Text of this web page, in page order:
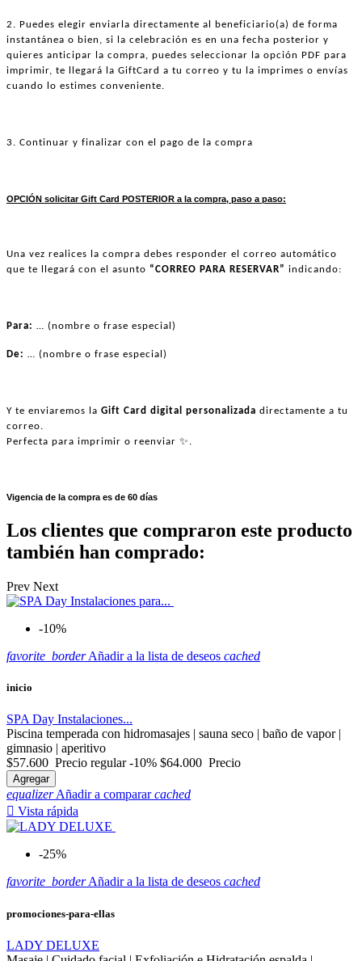
2. Puedes elegir enviarla directamente al beneficiario(a) de forma
instantánea o bien, si la celebración es en una fecha posterior y
quieres anticipar la compra, puedes seleccionar la opción PDF para
imprimir, te llegará la GiftCard a tu correo y tu la imprimes o envías
cuando lo estimes conveniente.
3. Continuar y finalizar con el pago de la compra
OPCIÓN solicitar Gift Card POSTERIOR a la compra, paso a paso:
Una vez realices la compra debes responder el correo automático
que te llegará con el asunto “CORREO PARA RESERVAR” indicando:
Para: … (nombre o frase especial)
De: … (nombre o frase especial)
Y te enviaremos la Gift Card digital personalizada directamente a tu
correo.
Perfecta para imprimir o reenviar ✨ .
Vigencia de la compra es de 60 días
Los clientes que compraron este producto
también han comprado:
Prev Next
-10%
favorite_border Añadir a la lista de deseos cached
inicio
SPA Day Instalaciones...
Piscina temperada con hidromasajes | sauna seco | baño de vapor |
gimnasio | aperitivo
$57.600 Precio regular-10% $64.000 Precio
Agregar
equalizer Añadir a comparar cached
 Vista rápida
-25%
favorite_border Añadir a la lista de deseos cached
promociones-para-ellas
LADY DELUXE